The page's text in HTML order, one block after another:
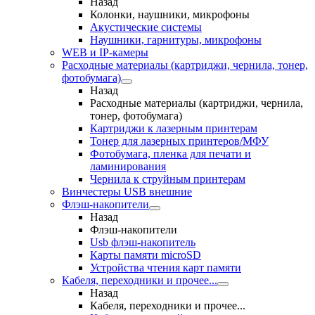
Колонки, наушники, микрофоны
Акустические системы
Наушники, гарнитуры, микрофоны
WEB и IP-камеры
Расходные материалы (картриджи, чернила, тонер,
фотобумага)
Назад
Расходные материалы (картриджи, чернила,
тонер, фотобумага)
Картриджи к лазерным принтерам
Тонер для лазерных принтеров/МФУ
Фотобумага, пленка для печати и
ламинирования
Чернила к струйным принтерам
Винчестеры USB внешние
Флэш-накопители
Назад
Флэш-накопители
Usb флэш-накопитель
Карты памяти microSD
Устройства чтения карт памяти
Кабеля, переходники и прочее...
Назад
Кабеля, переходники и прочее...